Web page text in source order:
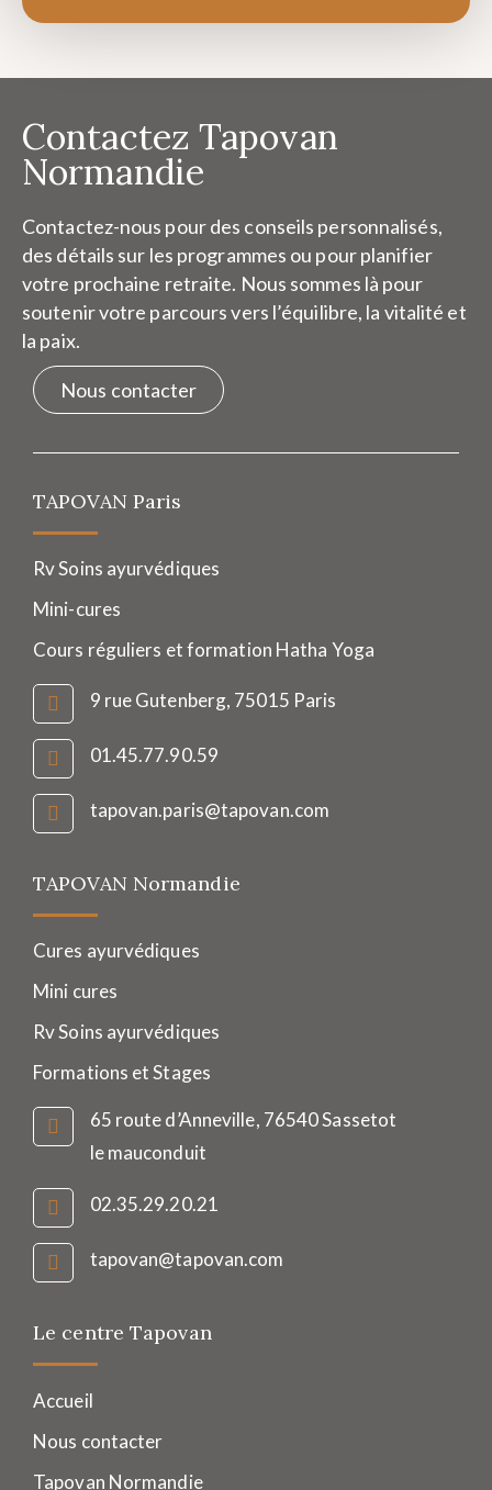
Contactez Tapovan
Normandie
Contactez-nous pour des conseils personnalisés,
des détails sur les programmes ou pour planifier
votre prochaine retraite. Nous sommes là pour
soutenir votre parcours vers l’équilibre, la vitalité et
la paix.
Nous contacter
TAPOVAN Paris
Rv Soins ayurvédiques
Mini-cures
Cours réguliers et formation Hatha Yoga
9 rue Gutenberg, 75015 Paris
01.45.77.90.59
tapovan.paris@tapovan.com
TAPOVAN Normandie
Cures ayurvédiques
Mini cures
Rv Soins ayurvédiques
Formations et Stages
65 route d’Anneville, 76540 Sassetot
le mauconduit
02.35.29.20.21
tapovan@tapovan.com
Le centre Tapovan
Accueil
Nous contacter
Tapovan Normandie